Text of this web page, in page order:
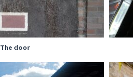
The door